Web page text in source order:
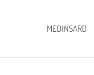
MEDINSARD